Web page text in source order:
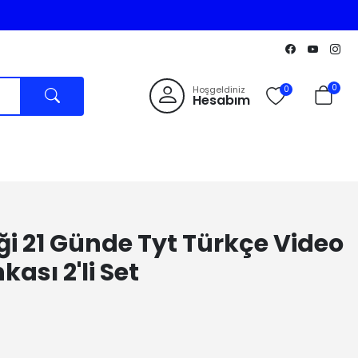
Hoşgeldiniz
Hesabım
0 0
Günde Tyt Türkçe Video
2'li Set